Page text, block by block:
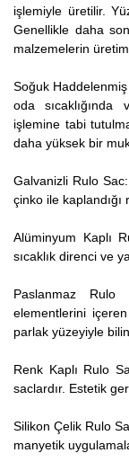
işlemiyle üretilir.
Genellikle daha
malzemelerin
Soğuk Haddelenmiş
oda sıcaklığında
işlemine tabi
daha yüksek bir
Galvanizli Rulo
çinko ile kaplandığı
Alüminyum Kaplı
sıcaklık direnci ve
Paslanmaz
elementlerini
parlak yüzeyiyle
Renk Kaplı Rulo
saclardır. Estetik
Silikon Çelik Rulo
manyetik